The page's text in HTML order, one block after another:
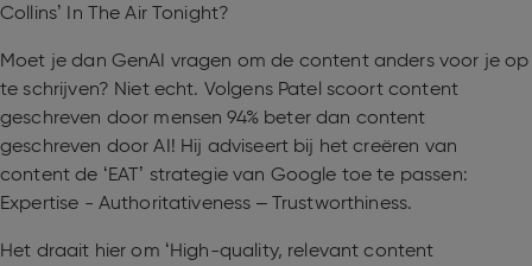
Collins’ In The Air Tonight?
Moet je dan GenAI vragen om de content anders voor je op
te schrijven? Niet echt. Volgens Patel scoort content
geschreven door mensen 94% beter dan content
geschreven door AI! Hij adviseert bij het creëren van
content de ‘EAT’ strategie van Google toe te passen:
Expertise - Authoritativeness – Trustworthiness.
Het draait hier om ‘High-quality, relevant content